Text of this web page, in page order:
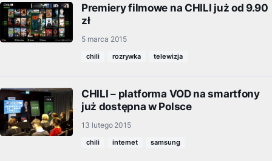
Premiery filmowe na CHILI już od 9.90
zł
5 marca 2015
chili rozrywka telewizja
CHILI – platforma VOD na smartfony
już dostępna w Polsce
13 lutego 2015
chili internet samsung